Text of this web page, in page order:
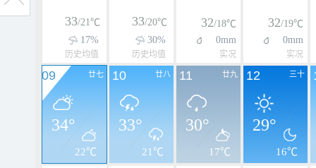
33/21℃
17%
历史均值
33/20℃
30%
历史均值
32/18℃
0mm
实况
32/19℃
0mm
实况
廿七
09
34°
22℃
廿八
10
33°
21℃
廿九
11
30°
17℃
三十
12
29°
16℃